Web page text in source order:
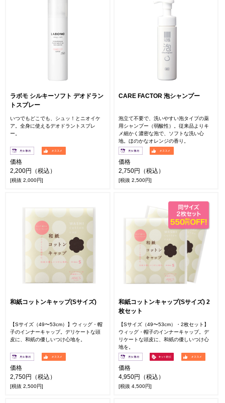
ラボモ シルキーソフト デオドラン
トスプレー
いつでもどこでも、シュッ！とニオイケ
ア。全身に使えるデオドラントスプレ
ー。
価格
2,200円（税込）
[税抜 2,000円]
CARE FACTOR 泡シャンプー
泡立て不要で、洗いやすい泡タイプの薬
用シャンプー（弱酸性）。従来品よりキ
メ細かく濃密な泡で、ソフトな洗い心
地。ほのかなオレンジの香り。
価格
2,750円（税込）
[税抜 2,500円]
和紙コットンキャップ(Sサイズ)
【Sサイズ（49〜53cm）】ウィッグ・帽
子のインナーキャップ。デリケートな頭
皮に、和紙の優しいつけ心地を。
価格
2,750円（税込）
[税抜 2,500円]
和紙コットンキャップ(Sサイズ) 2
枚セット
【Sサイズ（49〜53cm）・2枚セット】
ウィッグ・帽子のインナーキャップ。デ
リケートな頭皮に、和紙の優しいつけ心
地を。
価格
4,950円（税込）
[税抜 4,500円]